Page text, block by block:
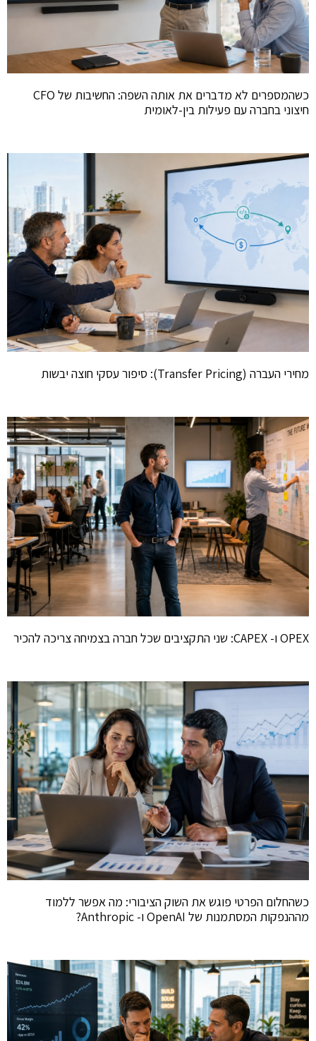
כשהמספרים לא מדברים את אותה השפה: החשיבות של CFO
חיצוני בחברה עם פעילות בין-לאומית
מחירי העברה (Transfer Pricing): סיפור עסקי חוצה יבשות
OPEX ו- CAPEX: שני התקציבים שכל חברה בצמיחה צריכה להכיר
כשהחלום הפרטי פוגש את השוק הציבורי: מה אפשר ללמוד
מההנפקות המסתמנות של OpenAI ו- Anthropic?